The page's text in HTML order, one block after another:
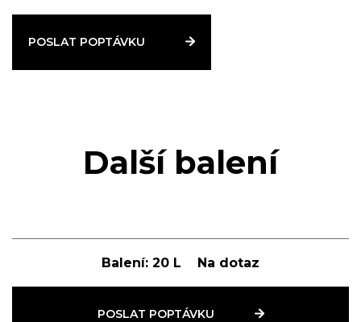
POSLAT POPTÁVKU
Další balení
Balení: 20 L Na dotaz
POSLAT POPTÁVKU